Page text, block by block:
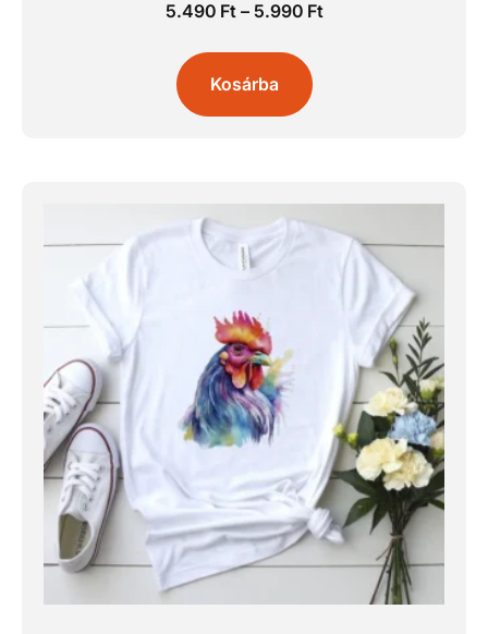
5.490 Ft – 5.990 Ft
Kosárba